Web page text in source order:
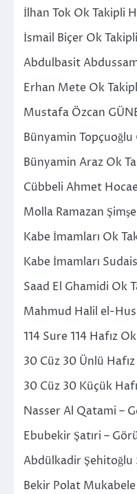
İlhan Tok Ok Takipli
İsmail Biçer Ok
Abdulbasit
Erhan Mete Ok
Mustafa Özcan
Bünyamin
Bünyamin Araz Ok
Cübbeli Ahmet
Molla Ramazan
Kabe İmamları Ok
Kabe İmamları
Saad El Ghamidi Ok
Mahmud Halil el-
114 Sure 114 Hafız
30 Cüz 30 Ünlü Hafız
30 Cüz 30 Küçük
Nasser Al Qatami –
Ebubekir Şatıri –
Abdülkadir
Bekir Polat